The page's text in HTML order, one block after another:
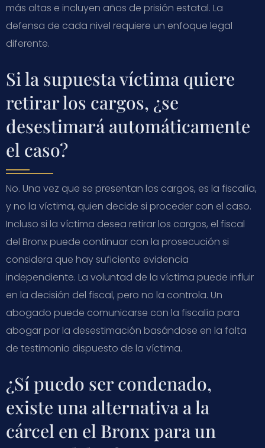
más altas e incluyen años de prisión estatal. La
defensa de cada nivel requiere un enfoque legal
diferente.
Si la supuesta víctima quiere
retirar los cargos, ¿se
desestimará automáticamente
el caso?
No. Una vez que se presentan los cargos, es la fiscalía,
y no la víctima, quien decide si proceder con el caso.
Incluso si la víctima desea retirar los cargos, el fiscal
del Bronx puede continuar con la prosecución si
considera que hay suficiente evidencia
independiente. La voluntad de la víctima puede influir
en la decisión del fiscal, pero no la controla. Un
abogado puede comunicarse con la fiscalía para
abogar por la desestimación basándose en la falta
de testimonio dispuesto de la víctima.
¿Sí puedo ser condenado,
existe una alternativa a la
cárcel en el Bronx para un